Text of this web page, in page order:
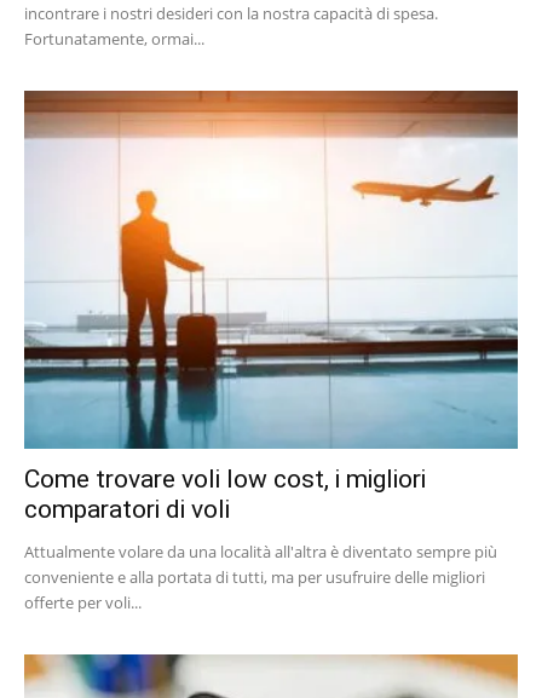
incontrare i nostri desideri con la nostra capacità di spesa.
Fortunatamente, ormai...
Come trovare voli low cost, i migliori
comparatori di voli
Attualmente volare da una località all'altra è diventato sempre più
conveniente e alla portata di tutti, ma per usufruire delle migliori
offerte per voli...